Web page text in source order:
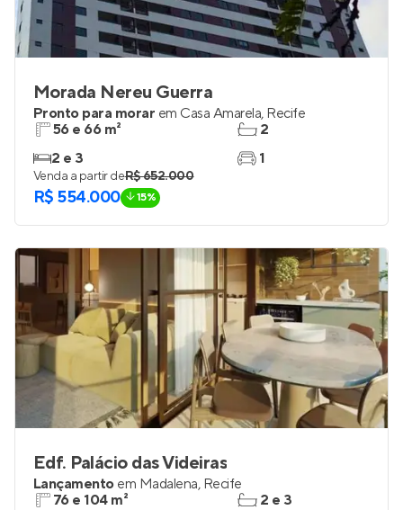
Morada Nereu Guerra
Pronto para morar em Casa Amarela, Recife
56 e 66 m²
2 e 3
2
1
Venda a partir deR$ 652.000
R$ 554.000 15%
Edf. Palácio das Videiras
Lançamento em Madalena, Recife
76 e 104 m²
2 e 3